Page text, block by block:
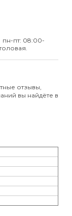
пн-пт: 08:00-
отзывы,
вы найдёте в